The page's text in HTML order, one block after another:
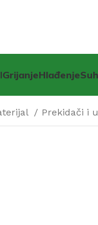
GrijanjeHlađenje
Prekidači i